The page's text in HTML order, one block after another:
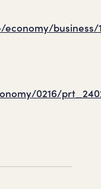
business/
0216/